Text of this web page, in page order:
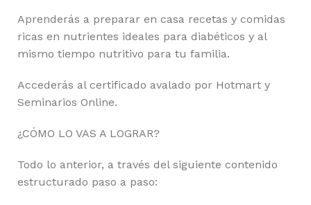
Aprenderás a preparar en casa recetas y comidas
ricas en nutrientes ideales para diabéticos y al
mismo tiempo nutritivo para tu familia.
Accederás al certificado avalado por Hotmart y
Seminarios Online.
¿CÓMO LO VAS A LOGRAR?
Todo lo anterior, a través del siguiente contenido
estructurado paso a paso: